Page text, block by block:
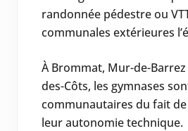
randonnée pédestre ou
communales extérieures
À Brommat, Mur-de-
des-Côts, les gymnases
communautaires du fait
leur autonomie technique.